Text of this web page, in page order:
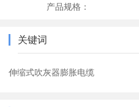
产品规格：
关键词
伸缩式吹灰器膨胀电缆